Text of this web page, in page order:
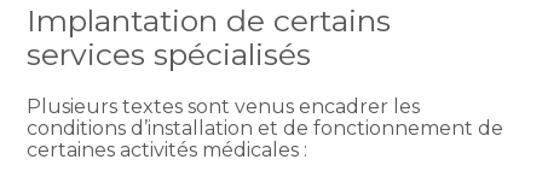
Implantation de certains
services spécialisés
Plusieurs textes sont venus encadrer les
conditions d’installation et de fonctionnement de
certaines activités médicales :